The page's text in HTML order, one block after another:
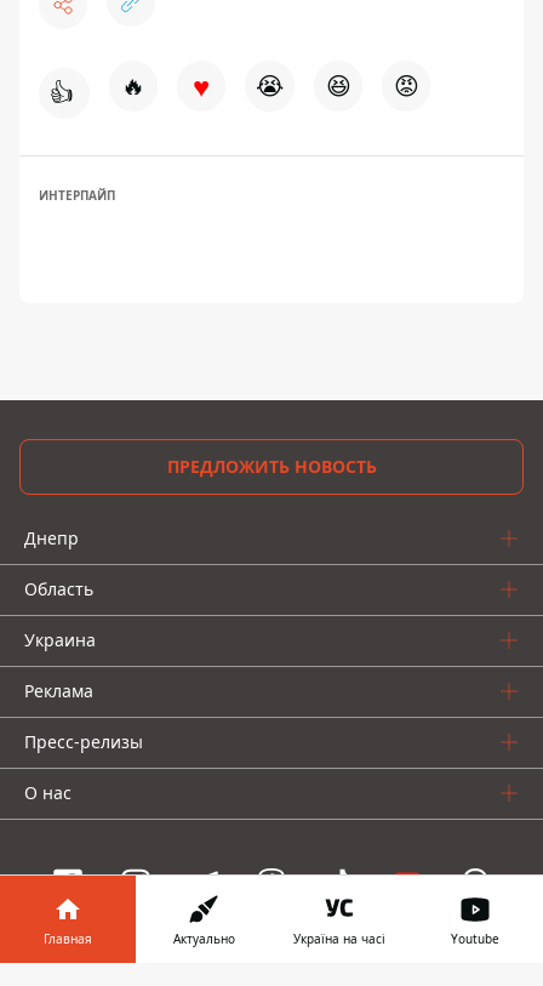
👍 🔥 ♥ 😭 😆 😡
ИНТЕРПАЙП
ПРЕДЛОЖИТЬ НОВОСТЬ
Днепр
Область
Украина
Реклама
Пресс-релизы
О нас
Главная Актуально Україна на часі Youtube